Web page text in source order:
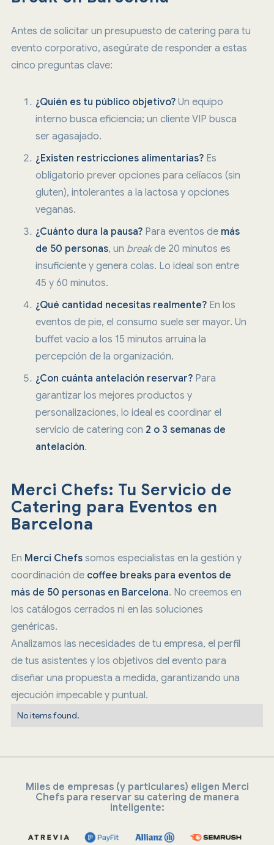
Antes de solicitar un presupuesto de catering para tu
evento corporativo, asegúrate de responder a estas
cinco preguntas clave:
¿Quién es tu público objetivo?Un equipo
interno busca eficiencia; un cliente VIP busca
ser agasajado.
¿Existen restricciones alimentarias?Es
obligatorio prever opciones para celíacos (sin
gluten), intolerantes a la lactosa y opciones
veganas.
¿Cuánto dura la pausa?Para eventos de más
de 50 personas, un breakde 20 minutos es
insuficiente y genera colas. Lo ideal son entre
45 y 60 minutos.
¿Qué cantidad necesitas realmente?En los
eventos de pie, el consumo suele ser mayor. Un
buffet vacío a los 15 minutos arruina la
percepción de la organización.
¿Con cuánta antelación reservar?Para
garantizar los mejores productos y
personalizaciones, lo ideal es coordinar el
servicio de catering con 2 o 3 semanas de
antelación.
Merci Chefs: Tu Servicio de
Catering para Eventos en
Barcelona
En Merci Chefssomos especialistas en la gestión y
coordinación de coffee breaks para eventos de
más de 50 personas en Barcelona. No creemos en
los catálogos cerrados ni en las soluciones
genéricas.
Analizamos las necesidades de tu empresa, el perfil
de tus asistentes y los objetivos del evento para
diseñar una propuesta a medida, garantizando una
ejecución impecable y puntual.
No items found.
Miles de empresas (y particulares) eligen Merci
Chefs para reservar su catering de manera
inteligente: